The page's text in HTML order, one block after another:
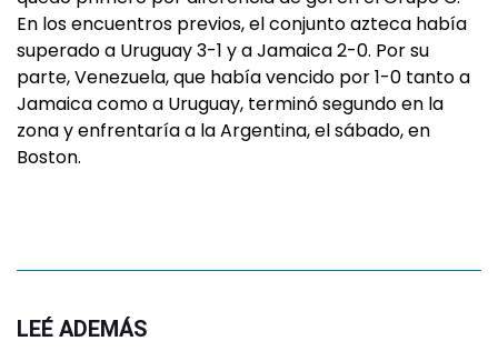
En los encuentros previos, el conjunto azteca había
superado a Uruguay 3-1 y a Jamaica 2-0. Por su
parte, Venezuela, que había vencido por 1-0 tanto a
Jamaica como a Uruguay, terminó segundo en la
zona y enfrentaría a la Argentina, el sábado, en
Boston.
LEÉ ADEMÁS